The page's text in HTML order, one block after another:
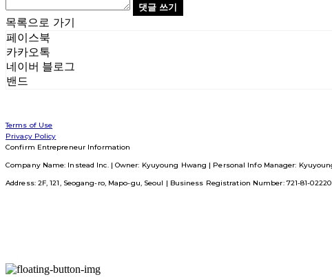
댓글 쓰기
목록으로 가기
페이스북
카카오톡
네이버 블로그
밴드
Terms of Use
Privacy Policy
Confirm Entrepreneur Information
Company Name: Instead Inc. | Owner: Kyuyoung Hwang | Personal Info Manager:
Address: 2F, 121, Seogang-ro, Mapo-gu, Seoul | Business Registration Number: 721-81-02220